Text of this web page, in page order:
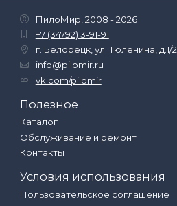
ПилоМир, 2008 - 2026
+7 (34792) 3-91-91
г. Белорецк, ул. Тюленина, д.1/2
info@pilomir.ru
vk.com/pilomir
Полезное
Каталог
Обслуживание и ремонт
Контакты
Условия использования
Пользовательское соглашение